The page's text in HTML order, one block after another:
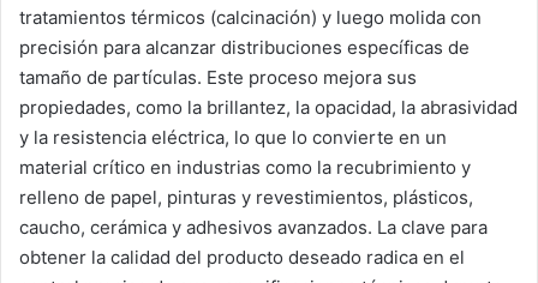
tratamientos térmicos (calcinación) y luego molida con
precisión para alcanzar distribuciones específicas de
tamaño de partículas. Este proceso mejora sus
propiedades, como la brillantez, la opacidad, la abrasividad
y la resistencia eléctrica, lo que lo convierte en un
material crítico en industrias como la recubrimiento y
relleno de papel, pinturas y revestimientos, plásticos,
caucho, cerámica y adhesivos avanzados. La clave para
obtener la calidad del producto deseado radica en el